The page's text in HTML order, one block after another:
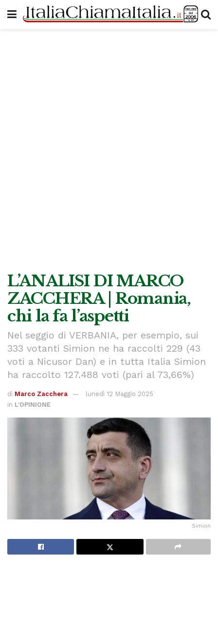
L’ANALISI DI MARCO
ZACCHERA | Romania,
chi la fa l’aspetti
Nel seggio di VERBANIA, per esempio, sui
333 votanti Simion ne ha raccolti 229 (43
voti a Nicusor Dan) e in tutta Italia Simion
ha raccolto 127.488 voti (pari al 73,66%)
di Marco Zacchera
lunedì 12 Maggio 2025
in L'OPINIONE
Simion